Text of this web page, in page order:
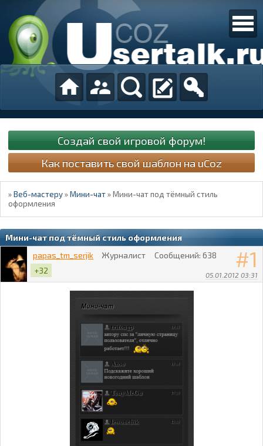
Создай свой игровой форум!
Как поставить свой шаблон на uCoz
»Веб-мастеру »Мини-чат »Мини-чат под тёмный стиль
оформления
Мини-чат под тёмный стиль оформления
1
05.01.2012 03:31
papas_tm_serjik Журналист Сообщений: 638
+32